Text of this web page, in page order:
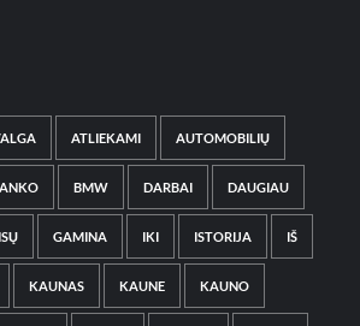
ATLIEKAMI AUTOMOBILIŲ
BMW DARBAI DAUGIAU
GAMINA IKI ISTORIJA IŠ
KAUNAS KAUNE KAUNO